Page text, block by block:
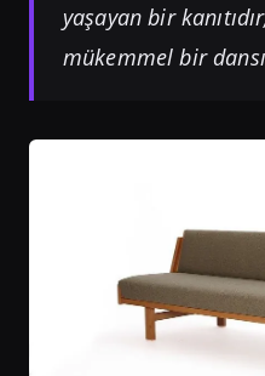
yaşayan bir
mükemmel bir